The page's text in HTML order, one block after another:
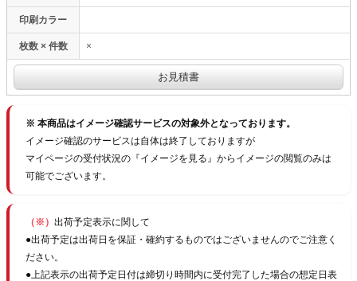
印刷カラー
枚数 × 件数 ×
※ 本商品はイメージ確認サービスの対象外となっております。
イメージ確認のサービスは自体は終了しておりますが
マイページの受付状況の『イメージを見る』からイメージの閲覧のみは
可能でございます。
（※） 出荷予定表示に関して
●出荷予定は出荷日を保証・確約するものではございませんのでご注意く
ださい。
●上記表示の出荷予定日付は締切り時間内に受付完了した場合の想定日表